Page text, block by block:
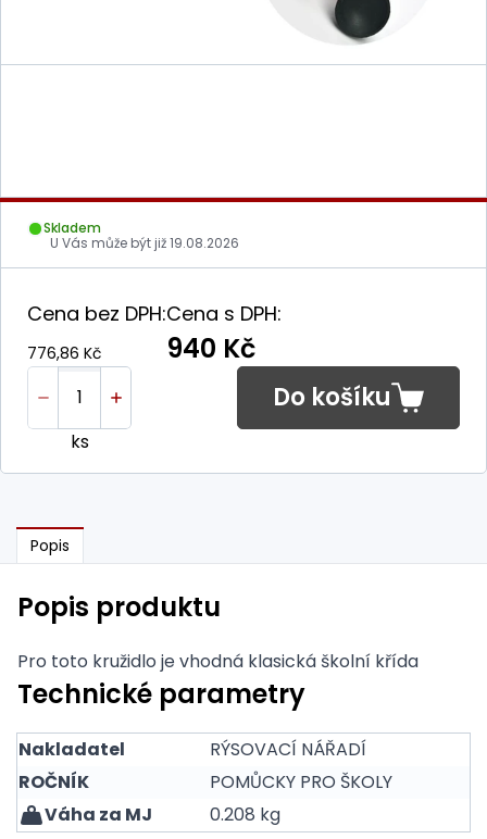
Skladem
U Vás může být již19.08.2026
Cena bez DPH:
776,86 Kč
Cena s DPH:
940 Kč
ks
Do košíku
Popis
Popis produktu
Pro toto kružidlo je vhodná klasická školní křída
Technické parametry
Nakladatel
RÝSOVACÍ NÁŘADÍ
ROČNÍK
POMŮCKY PRO ŠKOLY
Váha za MJ
0.208 kg